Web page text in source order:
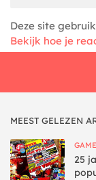
Deze site
Bekijk hoe je
MEEST GELEZEN
25